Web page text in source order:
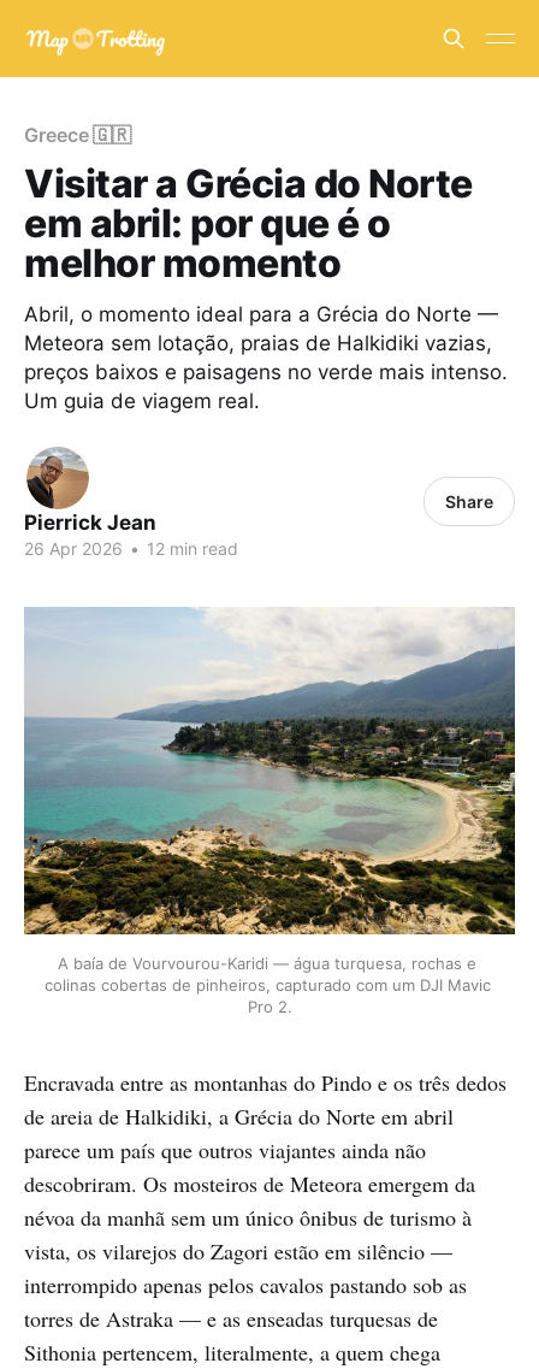
Greece 🇬🇷
Visitar a Grécia do Norte
em abril: por que é o
melhor momento
Abril, o momento ideal para a Grécia do Norte —
Meteora sem lotação, praias de Halkidiki vazias,
preços baixos e paisagens no verde mais intenso.
Um guia de viagem real.
Pierrick Jean
26 Apr 2026 • 12 min read
Share
A baía de Vourvourou-Karidi — água turquesa, rochas e
colinas cobertas de pinheiros, capturado com um DJI Mavic
Pro 2.
Encravada entre as montanhas do Pindo e os três dedos
de areia de Halkidiki, a Grécia do Norte em abril
parece um país que outros viajantes ainda não
descobriram. Os mosteiros de Meteora emergem da
névoa da manhã sem um único ônibus de turismo à
vista, os vilarejos do Zagori estão em silêncio —
interrompido apenas pelos cavalos pastando sob as
torres de Astraka — e as enseadas turquesas de
Sithonia pertencem, literalmente, a quem chega